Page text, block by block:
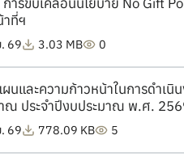
ารขับเคลื่อนนโยบาย No Gift
ที่ฯ
. 69 3.03 MB 0
นและความก้าวหน้าในการดำเนิ
ณ ประจำปีงบประมาณ พ.ศ.
. 69 778.09 KB 5